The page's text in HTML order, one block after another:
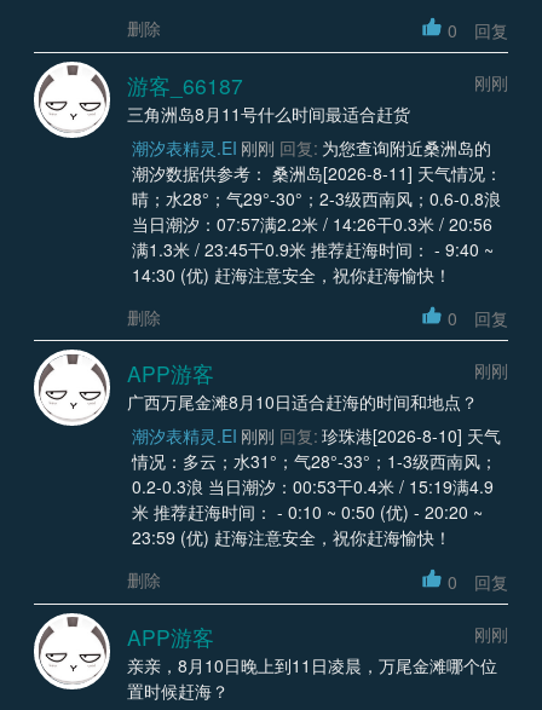
删除
0 回复
游客_66187
刚刚
三角洲岛8月11号什么时间最适合赶货
潮汐表精灵.EI 刚刚 回复: 为您查询附近桑洲岛的
潮汐数据供参考： 桑洲岛[2026-8-11] 天气情况：
晴；水28°；气29°-30°；2-3级西南风；0.6-0.8浪
当日潮汐：07:57满2.2米 / 14:26干0.3米 / 20:56
满1.3米 / 23:45干0.9米 推荐赶海时间： - 9:40 ~
14:30 (优) 赶海注意安全，祝你赶海愉快！
删除
0 回复
APP游客
刚刚
广西万尾金滩8月10日适合赶海的时间和地点？
潮汐表精灵.EI 刚刚 回复: 珍珠港[2026-8-10] 天气
情况：多云；水31°；气28°-33°；1-3级西南风；
0.2-0.3浪 当日潮汐：00:53干0.4米 / 15:19满4.9
米 推荐赶海时间： - 0:10 ~ 0:50 (优) - 20:20 ~
23:59 (优) 赶海注意安全，祝你赶海愉快！
删除
0 回复
APP游客
刚刚
亲亲，8月10日晚上到11日凌晨，万尾金滩哪个位
置时候赶海？